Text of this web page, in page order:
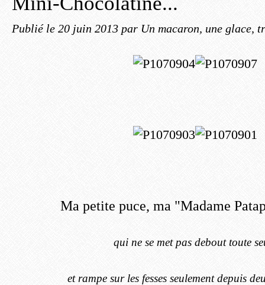
Publié le 20 juin 2013 par Un macaron, une glace,
Ma petite puce, ma "Madame
qui ne se met pas debout toute
et rampe sur les fesses seulement depuis